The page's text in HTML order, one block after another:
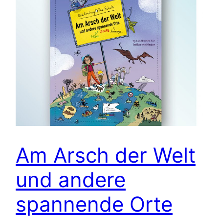
Am Arsch der Welt
und andere
spannende Orte